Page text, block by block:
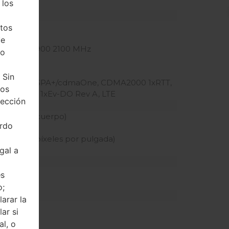
900 1900 2100 MHz
HSPA+/cdmaOne, CDMA2000 1xRTT,
1xEv-DO Rev A, LTE
pantalla-cuerpo)
de píxeles por pulgada)
los
a
la
si
o